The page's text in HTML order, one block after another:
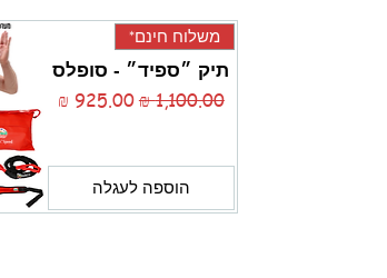
משלוח חינם*
תיק ״ספיד״ - סופלס
מחיר רגיל‏1,100.00 ‏₪ מחיר מבצע‏925.00 ‏₪
הוספה לעגלה